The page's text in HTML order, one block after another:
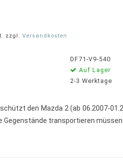
zzgl. Versandkosten
DF71-V9-540
Auf Lager
2-3 Werktage
den Mazda 2 (ab 06.2007-
transportieren